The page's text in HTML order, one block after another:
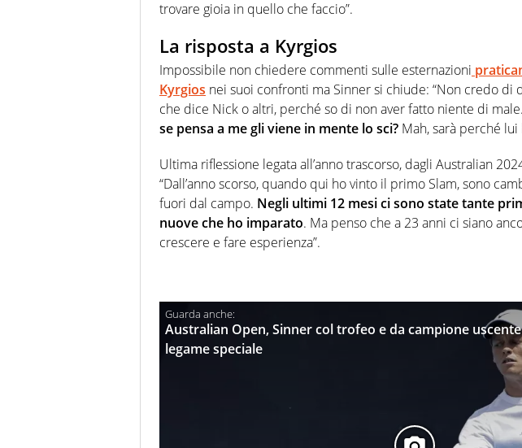
trovare gioia in quello che faccio”.
La risposta a Kyrgios
Impossibile non chiedere commenti sulle esternazioni
Kyrgios nei suoi confronti ma Sinner si chiude: “Non credo
che dice Nick o altri, perché so di non aver fatto niente di male.
se pensa a me gli viene in mente lo sci? Mah, sarà perché
Ultima riflessione legata all’anno trascorso, dagli Australian
“Dall’anno scorso, quando qui ho vinto il primo Slam, sono
fuori dal campo. Negli ultimi 12 mesi ci sono state tante
nuove che ho imparato. Ma penso che a 23 anni ci siano
crescere e fare esperienza”.
Australian Open, Sinner col trofeo e da campione uscente
legame speciale